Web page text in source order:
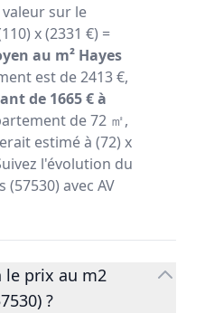
sur le
x (2331 €) =
au m² Hayes
est de 2413 €,
de 1665 € à
de 72 ㎡,
estimé à (72) x
l'évolution du
avec AV
le prix au m2
?